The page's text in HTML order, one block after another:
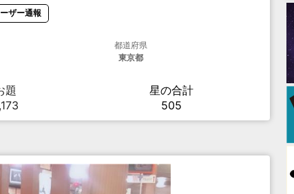
ザー通報
都道府県
東京都
題
星の合計
505